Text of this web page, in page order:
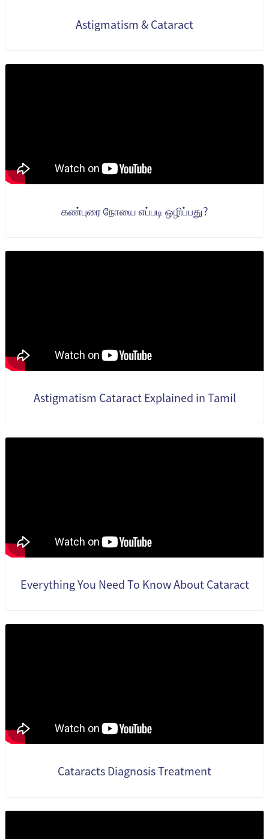
Astigmatism & Cataract
கண்புரை நோயை எப்படி ஒழிப்பது?
Astigmatism Cataract Explained in Tamil
Everything You Need To Know About Cataract
Cataracts Diagnosis Treatment